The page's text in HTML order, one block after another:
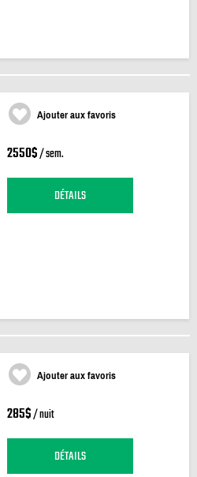
Ajouter aux favoris
2550$/ sem.
DÉTAILS
Ajouter aux favoris
285$/ nuit
DÉTAILS